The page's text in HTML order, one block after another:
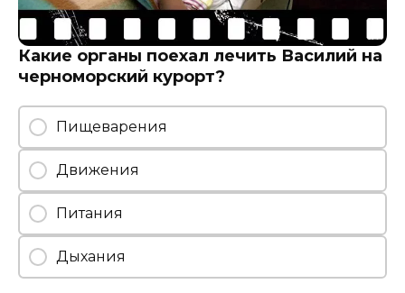
Какие органы поехал лечить Василий на
черноморский курорт?
Пищеварения
Движения
Питания
Дыхания